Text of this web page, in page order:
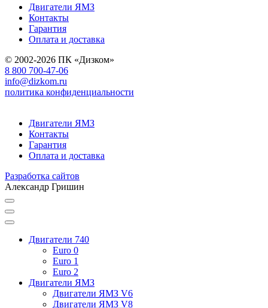
Двигатели ЯМЗ
Контакты
Гарантия
Оплата и доставка
© 2002-2026 ПК «Дизком»
8 800 700-47-06
info@dizkom.ru
политика конфиденциальности
Двигатели ЯМЗ
Контакты
Гарантия
Оплата и доставка
Разработка сайтов
Александр Гришин
Двигатели 740
Euro 0
Euro 1
Euro 2
Двигатели ЯМЗ
Двигатели ЯМЗ V6
Двигатели ЯМЗ V8